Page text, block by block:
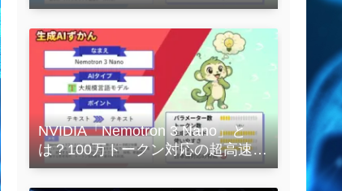
の実践まで紹介
NVIDIA「Nemotron 3 Nano」と
は？100万トークン対応の超高速
LLMを徹底解説